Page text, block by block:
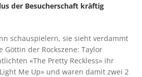
der Besucherschaft kräftig
schauspielern, sie sieht verdammt
Göttin der Rockszene: Taylor
«The Pretty Reckless» ihr
Me Up» und waren damit zwei 2